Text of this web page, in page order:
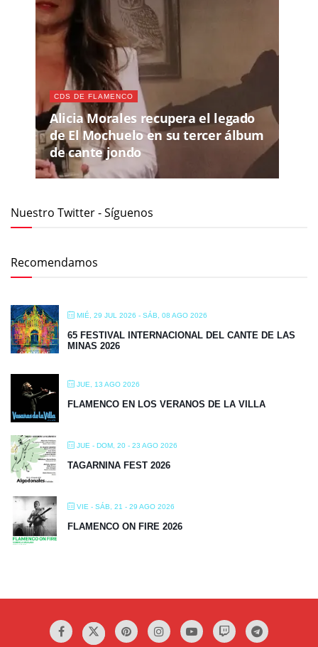
CDS DE FLAMENCO
Alicia Morales recupera el legado
de El Mochuelo en su tercer álbum
de cante jondo
Nuestro Twitter - Síguenos
Recomendamos
MIÉ, 29 JUL 2026 - SÁB, 08 AGO 2026
65 FESTIVAL INTERNACIONAL DEL CANTE DE LAS
MINAS 2026
JUE, 13 AGO 2026
FLAMENCO EN LOS VERANOS DE LA VILLA
JUE - DOM, 20 - 23 AGO 2026
TAGARNINA FEST 2026
VIE - SÁB, 21 - 29 AGO 2026
FLAMENCO ON FIRE 2026